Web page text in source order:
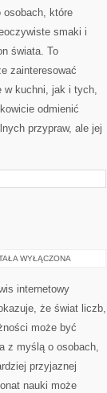
osobach, które
smaki i
świata. To
zainteresować
w kuchni, jak i tych,
odmienić
przypraw, ale jej
WYŁĄCZONA
internetowy
że świat liczb,
może być
z myślą o osobach,
przyjaznej
nauki może